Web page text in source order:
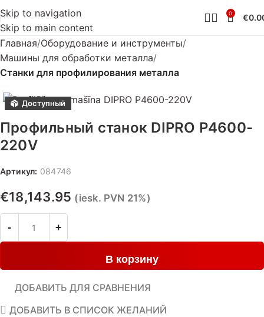
Skip to navigation
Skip to main content
0 €
Главная Оборудование и инструменты
Машины для обработки металла
Станки для профилирования металла
Доступный
Профильный станок DIPRO P4600-
220V
Артикул: 084746
€18,143.95 (iesk. PVN 21%)
В корзину
ДОБАВИТЬ ДЛЯ СРАВНЕНИЯ
ДОБАВИТЬ В СПИСОК ЖЕЛАНИЙ